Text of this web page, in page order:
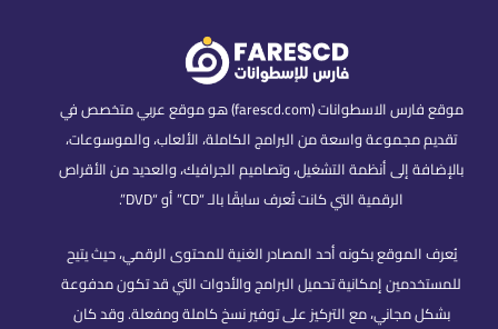
موقع فارس الاسطوانات (farescd.com) هو موقع عربي متخصص في
تقديم مجموعة واسعة من البرامج الكاملة، الألعاب، والموسوعات،
بالإضافة إلى أنظمة التشغيل، وتصاميم الجرافيك، والعديد من الأقراص
الرقمية التي كانت تُعرف سابقًا بالـ “CD” أو “DVD”.
يُعرف الموقع بكونه أحد المصادر الغنية للمحتوى الرقمي، حيث يتيح
للمستخدمين إمكانية تحميل البرامج والأدوات التي قد تكون مدفوعة
بشكل مجاني، مع التركيز على توفير نسخ كاملة ومفعلة. وقد كان